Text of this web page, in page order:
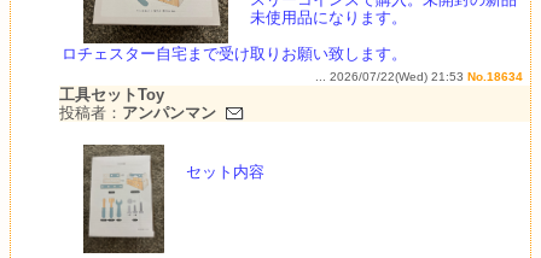
未使用品になります。
ロチェスター自宅まで受け取りお願い致します。
... 2026/07/22(Wed) 21:53 No.18634
工具セットToy
投稿者： アンパンマン
セット内容